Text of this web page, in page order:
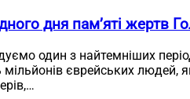
дня пам’яті жертв
один з найтемніших
єврейських людей,